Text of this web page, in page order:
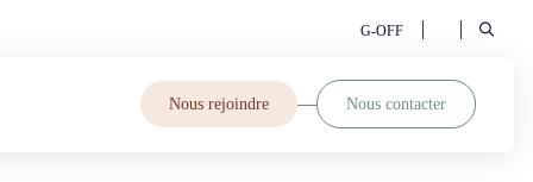
Nous rejoindre Nous contacter
G-OFF